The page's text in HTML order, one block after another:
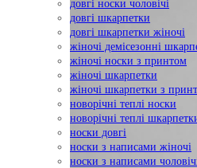
довгі носки чоловічі
довгі шкарпетки
довгі шкарпетки жіночі
жіночі демісезонні
жіночі носки з принтом
жіночі шкарпетки
жіночі шкарпетки з
новорічні теплі носки
новорічні теплі
носки довгі
носки з написами жіночі
носки з написами